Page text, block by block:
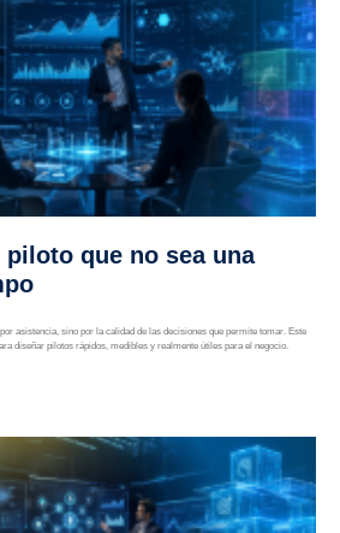
piloto que no sea una
asistencia, sino por la calidad de las decisiones que permite tomar. Este
diseñar pilotos rápidos, medibles y realmente útiles para el negocio.